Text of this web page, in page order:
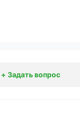
+ Задать вопрос